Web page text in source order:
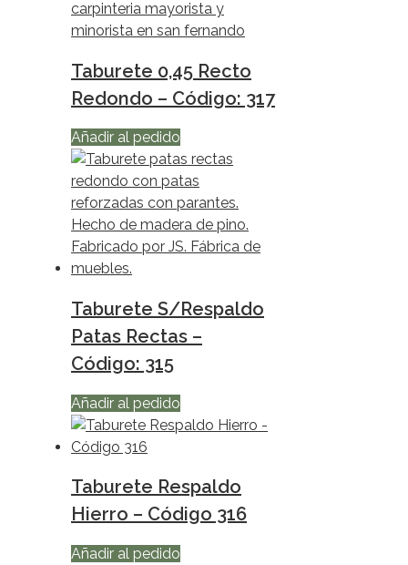
Taburete 0,45 Recto
Redondo – Código: 317
Añadir al pedido
Taburete S/Respaldo
Patas Rectas –
Código: 315
Añadir al pedido
Taburete Respaldo
Hierro – Código 316
Añadir al pedido